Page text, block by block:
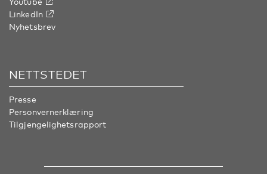
LinkedIn
Nyhetsbrev
NETTSTEDET
Presse
Personvernerklæring
Tilgjengelighetsrapport